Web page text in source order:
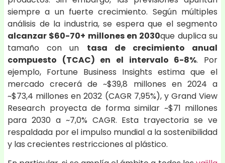
siempre a un fuerte crecimiento. Según múltiples
análisis de la industria, se espera que el segmento
alcanzar $60-70+ millones en 2030que duplica su
tamaño con un tasa de crecimiento anual
compuesto (TCAC) en el intervalo 6-8%. Por
ejemplo, Fortune Business Insights estima que el
mercado crecerá de ~$39,8 millones en 2024 a
~$73,4 millones en 2032 (CAGR 7,95%), y Grand View
Research proyecta de forma similar ~$71 millones
para 2030 a ~7,0% CAGR. Esta trayectoria se ve
respaldada por el impulso mundial a la sostenibilidad
y las crecientes restricciones al plástico.